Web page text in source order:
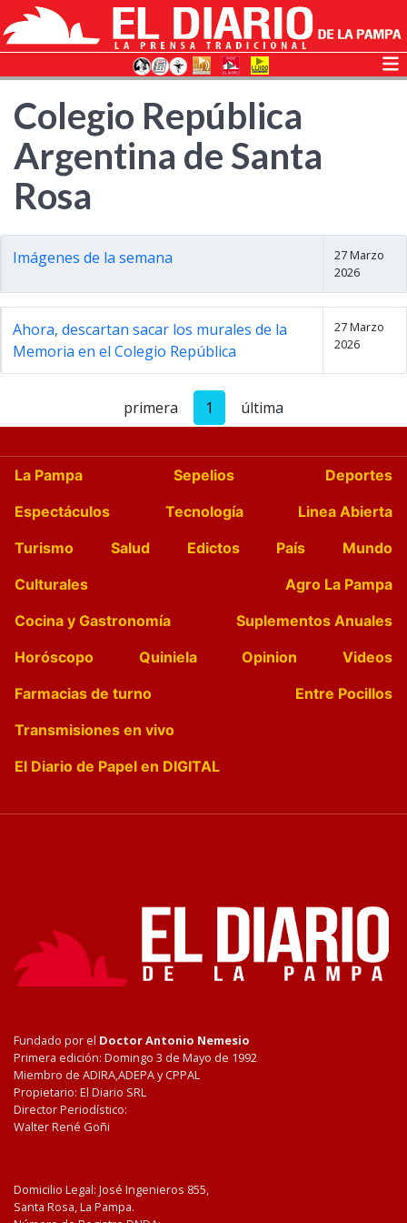
Colegio República
Argentina de Santa
Rosa
Imágenes de la semana
27 Marzo
2026
Ahora, descartan sacar los murales de la
Memoria en el Colegio República
27 Marzo
2026
primera 1 última
La Pampa Sepelios
Deportes
Espectáculos
Tecnología
Linea Abierta
Turismo
Salud Edictos País
Mundo
Culturales
Agro La Pampa
Cocina y Gastronomía
Suplementos Anuales
Horóscopo
Quiniela Opinion
Videos
Farmacias de turno
Entre Pocillos
Transmisiones en vivo
El Diario de Papel en DIGITAL
Fundado por el Doctor Antonio Nemesio
Primera edición: Domingo 3 de Mayo de 1992
Miembro de ADIRA,ADEPA y CPPAL
Propietario: El Diario SRL
Director Periodístico:
Walter René Goñi
Domicilio Legal: José Ingenieros 855,
Santa Rosa, La Pampa.